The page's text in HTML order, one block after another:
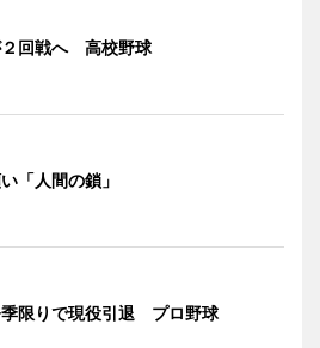
２回戦へ 高校野球
「人間の鎖」
限りで現役引退 プロ野球